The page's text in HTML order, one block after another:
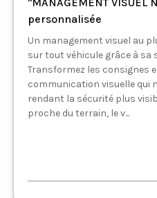
personnalisée
Un management visuel au
sur tout véhicule grâce à sa
Transformez les consignes
communication visuelle qui
rendant la sécurité plus
proche du terrain, le v...